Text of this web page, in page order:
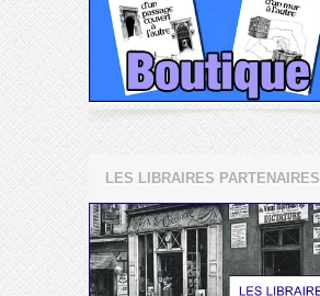
LES LIBRAIRES PARTENAIRES